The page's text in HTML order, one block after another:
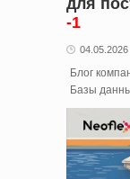
для
-1
Блог
Базы